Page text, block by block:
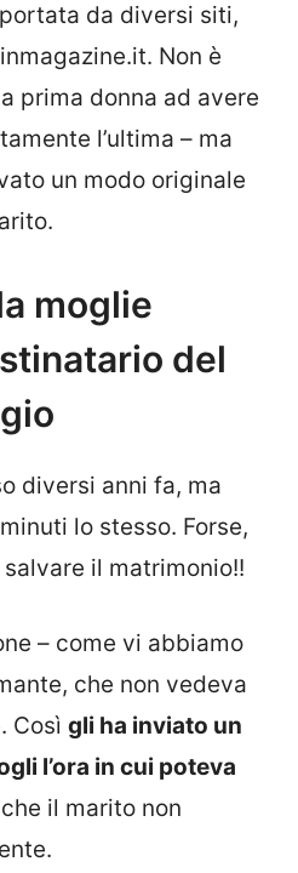
da diversi siti,
Non è
prima donna ad avere
l’ultima – ma
un modo originale
moglie
del
diversi anni fa, ma
lo stesso. Forse,
il matrimonio!!
– come vi abbiamo
che non vedeva
Così gli ha inviato un
l’ora in cui poteva
il marito non